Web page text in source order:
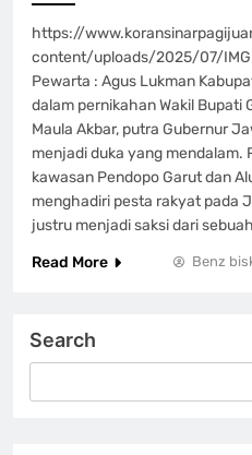
https://
content/uploads/2025/07/
Pewarta : Agus Lukman
dalam pernikahan Wakil Bupati
Maula Akbar, putra Gubernur
menjadi duka yang mendalam.
kawasan Pendopo Garut dan
menghadiri pesta rakyat pada
justru menjadi saksi dari
Read More
Benz
Search